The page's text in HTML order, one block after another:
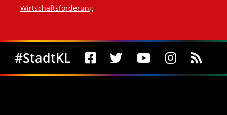
Wirtschaftsförderung
Social Media
#StadtKL